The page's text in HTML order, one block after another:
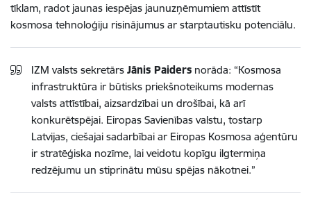
tīklam, radot jaunas iespējas jaunuzņēmumiem attīstīt
kosmosa tehnoloģiju risinājumus ar starptautisku potenciālu.
IZM valsts sekretārs Jānis Paiders norāda: “Kosmosa
infrastruktūra ir būtisks priekšnoteikums modernas
valsts attīstībai, aizsardzībai un drošībai, kā arī
konkurētspējai. Eiropas Savienības valstu, tostarp
Latvijas, ciešajai sadarbībai ar Eiropas Kosmosa aģentūru
ir stratēģiska nozīme, lai veidotu kopīgu ilgtermiņa
redzējumu un stiprinātu mūsu spējas nākotnei.”